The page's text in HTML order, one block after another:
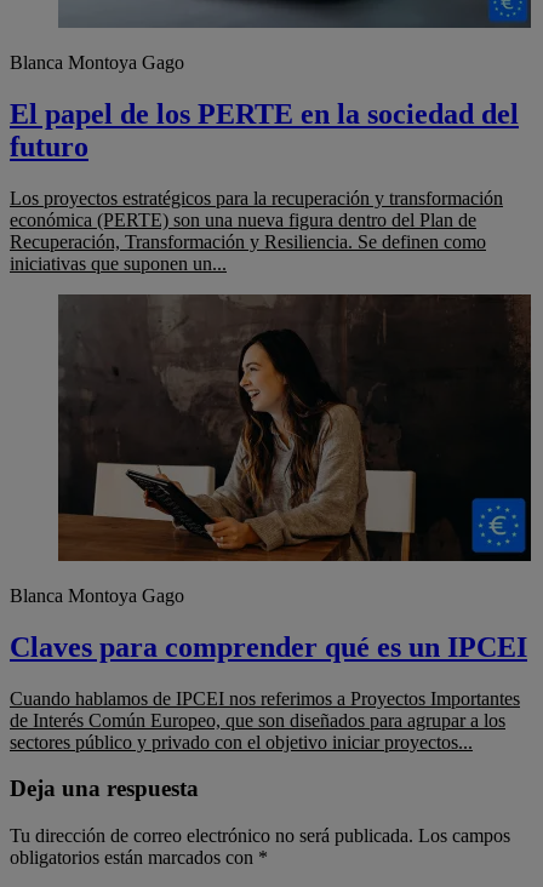
Blanca Montoya Gago
El papel de los PERTE en la sociedad del
futuro
Los proyectos estratégicos para la recuperación y transformación
económica (PERTE) son una nueva figura dentro del Plan de
Recuperación, Transformación y Resiliencia. Se definen como
iniciativas que suponen un...
Blanca Montoya Gago
Claves para comprender qué es un IPCEI
Cuando hablamos de IPCEI nos referimos a Proyectos Importantes
de Interés Común Europeo, que son diseñados para agrupar a los
sectores público y privado con el objetivo iniciar proyectos...
Deja una respuesta
Tu dirección de correo electrónico no será publicada. Los campos
obligatorios están marcados con *